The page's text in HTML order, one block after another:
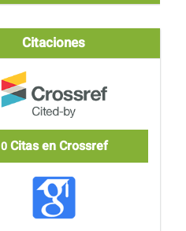
Citaciones
0Citas en Crossref